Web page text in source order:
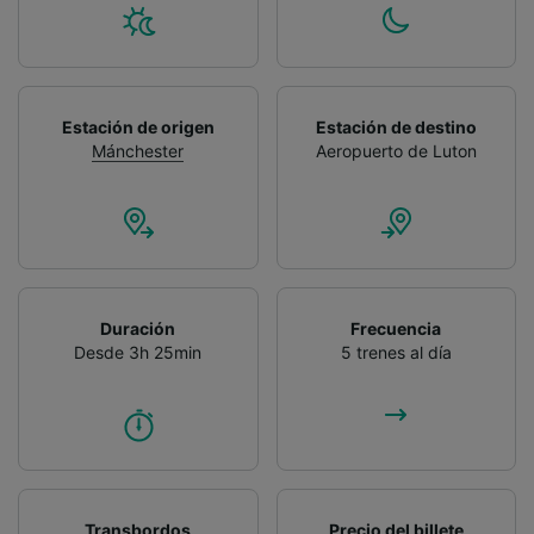
Estación de origen
Mánchester
Estación de destino
Aeropuerto de Luton
Duración
Desde 3h 25min
Frecuencia
5 trenes al día
Transbordos Precio del billete
precisa. Analizar activamente las
características del dispositivo para su
identificación. Almacenar la información en un
dispositivo y/o acceder a ella. Publicidad y
publicidad y contenido, investigación de
audiencia y desarrollo de servicios.
Lista de asociados (proveedores)